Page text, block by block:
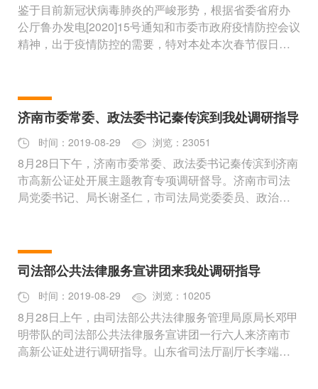
鉴于目前新冠状病毒肺炎的严峻形势，根据省委省府办
公厅鲁办发电[2020]15号通知和市委市政府疫情防控会议
精神，出于疫情防控的需要，特对本处本次春节假日剩
济南市委常委、政法委书记秦传滨到我处调研指导
时间：2019-08-29 浏览：23051
8月28日下午，济南市委常委、政法委书记秦传滨到济南
市高新公证处开展主题教育专项调研督导。济南市司法
局党委书记、局长谢圣仁，市司法局党委委员、政治部
司法部公共法律服务宣讲团来我处调研指导
时间：2019-08-29 浏览：10205
8月28日上午，由司法部公共法律服务管理局原局长邓甲
明带队的司法部公共法律服务宣讲团一行六人来济南市
高新公证处进行调研指导。山东省司法厅副厅长李端